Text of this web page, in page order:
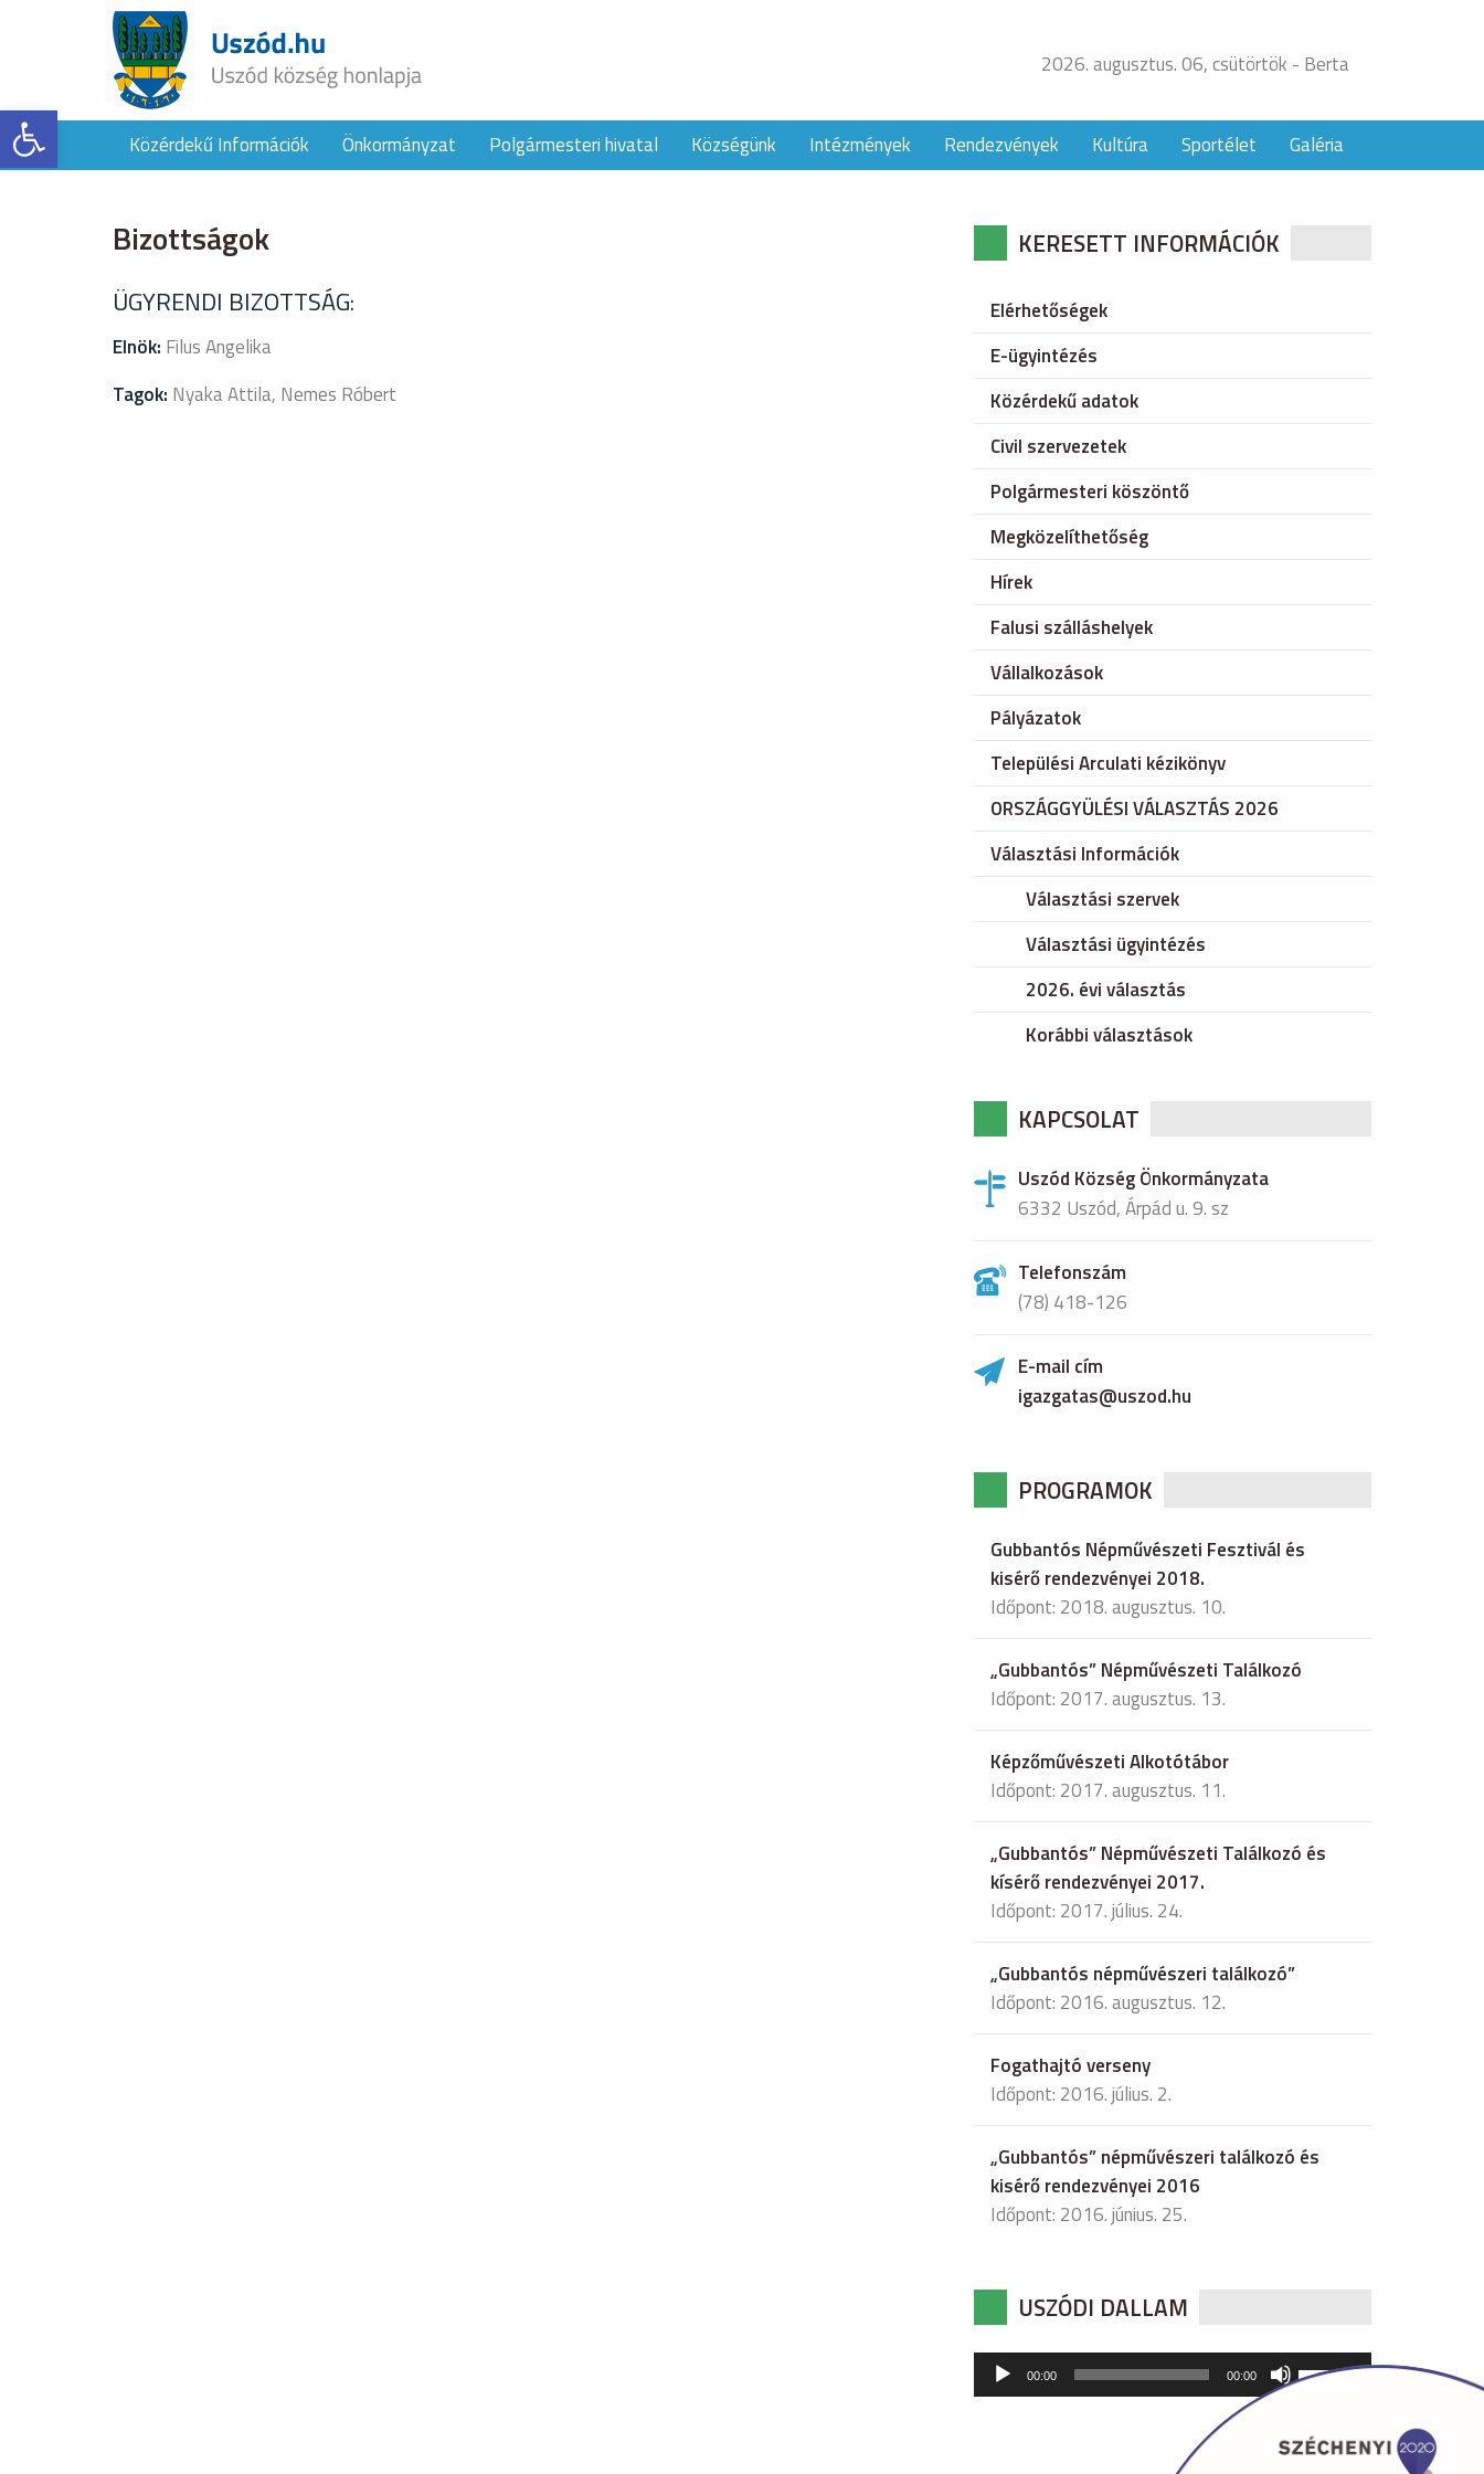
Eszköztár megnyitása
2026. augusztus. 06, csütörtök - Berta
Közérdekű Információk Önkormányzat Polgármesteri hivatal Községünk Intézmények Rendezvények Kultúra Sportélet Galéria
Bizottságok
ÜGYRENDI BIZOTTSÁG:
Elnök: Filus Angelika
Tagok: Nyaka Attila, Nemes Róbert
KERESETT INFORMÁCIÓK
Elérhetőségek
E-ügyintézés
Közérdekű adatok
Civil szervezetek
Polgármesteri köszöntő
Megközelíthetőség
Hírek
Falusi szálláshelyek
Vállalkozások
Pályázatok
Települési Arculati kézikönyv
ORSZÁGGYÜLÉSI VÁLASZTÁS 2026
Választási Információk
Választási szervek
Választási ügyintézés
2026. évi választás
Korábbi választások
KAPCSOLAT
Uszód Község Önkormányzata
6332 Uszód, Árpád u. 9. sz
Telefonszám
(78) 418-126
E-mail cím
igazgatas@uszod.hu
PROGRAMOK
Gubbantós Népművészeti Fesztivál és
kisérő rendezvényei 2018.
Időpont: 2018. augusztus. 10.
„Gubbantós” Népművészeti Találkozó
Időpont: 2017. augusztus. 13.
Képzőművészeti Alkotótábor
Időpont: 2017. augusztus. 11.
„Gubbantós” Népművészeti Találkozó és
kísérő rendezvényei 2017.
Időpont: 2017. július. 24.
„Gubbantós népművészeri találkozó”
Időpont: 2016. augusztus. 12.
Fogathajtó verseny
Időpont: 2016. július. 2.
„Gubbantós” népművészeri találkozó és
kisérő rendezvényei 2016
Időpont: 2016. június. 25.
USZÓDI DALLAM
Audió
lejátszó
00:00 00:00
hangerő
csökkentéséhez